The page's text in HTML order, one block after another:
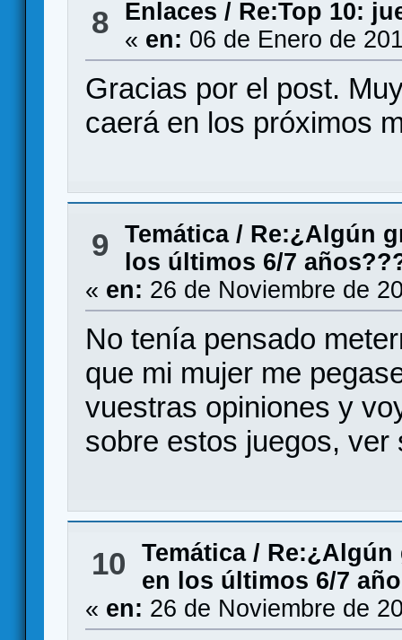
8 Enlaces / Re:Top 10:
« en: 06 de Enero de
Gracias por el post.
caerá en los próximos
9 Temática/ Re:¿Algún
los últimos 6/7
« en: 26 de Noviembre de
No tenía pensado
que mi mujer me
vuestras opiniones y
sobre estos juegos,
10 Temática/ Re:¿Algún
en los últimos 6/7
« en: 26 de Noviembre de